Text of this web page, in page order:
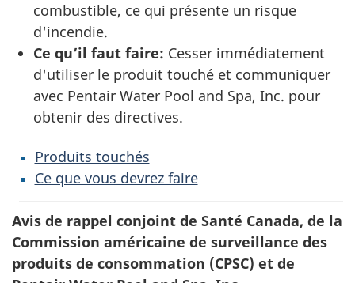
combustible, ce qui présente un risque
d'incendie.
Ce qu’il faut faire: Cesser immédiatement
d'utiliser le produit touché et communiquer
avec Pentair Water Pool and Spa, Inc. pour
obtenir des directives.
Produits touchés
Ce que vous devrez faire
Avis de rappel conjoint de Santé Canada, de la
Commission américaine de surveillance des
produits de consommation (CPSC) et de